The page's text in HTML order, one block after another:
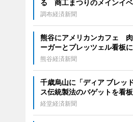
る 商工まつりのメインイ
調布経済新聞
熊谷にアメリカンカフェ
ーガーとプレッツェル看板に
熊谷経済新聞
千歳烏山に「ディア ブレ
ス伝統製法のバゲットを看
経堂経済新聞